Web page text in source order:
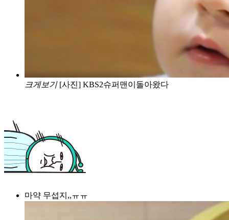
크게보기 [사진] KBS2슈퍼맨이돌아왔다
마약 무섭지,,ㅠㅠ